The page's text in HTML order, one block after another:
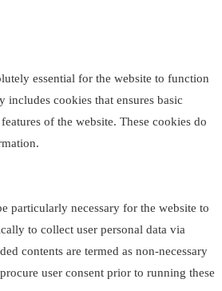
essential for the website to function
includes cookies that ensures basic
of the website. These cookies do
particularly necessary for the website to
to collect user personal data via
contents are termed as non-necessary
user consent prior to running these